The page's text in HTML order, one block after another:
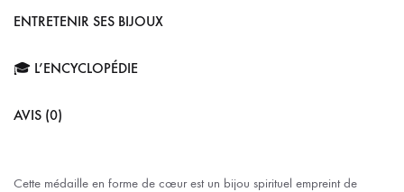
ENTRETENIR SES BIJOUX
🎓 L’ENCYCLOPÉDIE
AVIS (0)
Cette médaille en forme de cœur est un bijou spirituel empreint de